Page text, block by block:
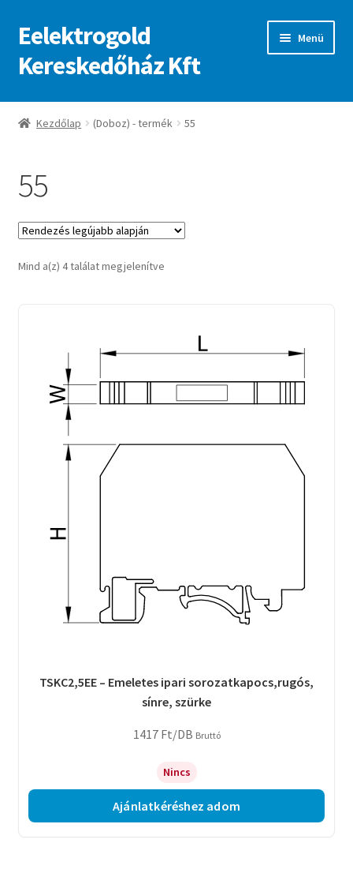
Ugrás
a
navigációhoz
Kilépés
a
tartalomba
Eelektrogold
Kereskedőház Kft
Menü
Kezdőlap
Adatvédelmi irányelvek
ajanlatkeres
Kezdőlap (Doboz) - termék 55
55
Mind a(z) 4 találat megjelenítveSorted
TSKC2,5EE – Emeletes ipari sorozatkapocs,rugós,
sínre, szürke
1417 Ft/DB Bruttó
Nincs
Ajánlatkéréshez adom